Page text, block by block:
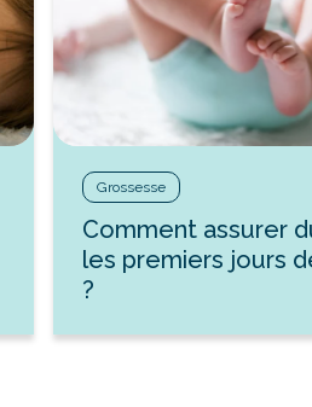
Grossesse
Comment assurer
les premiers jours
?